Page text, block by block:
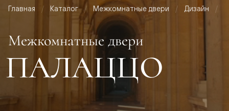
Главная Каталог Межкомнатные двери Дизайн
Межкомнатные двери
ПАЛАЦЦО